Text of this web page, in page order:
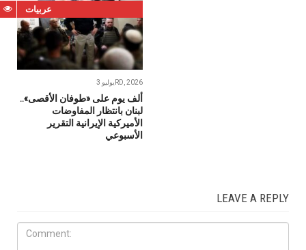
عربيات
يوليو 3RD, 2026
ألف يوم على «طوفان الأقصى»..
لبنان بانتظار المفاوضات
الأميركية الإيرانية التقرير
الأسبوعي
LEAVE A REPLY